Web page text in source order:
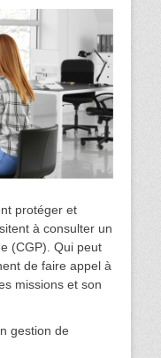
protéger et
à consulter un
(CGP). Qui peut
de faire appel à
missions et son
gestion de